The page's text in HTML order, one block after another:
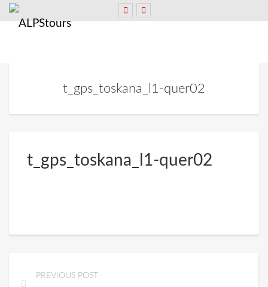
t_gps_toskana_l1-quer02
t_gps_toskana_l1-quer02
PREVIOUS POST